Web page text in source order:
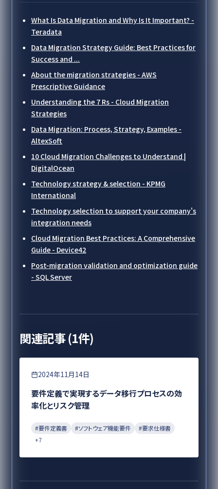
What Is Data Migration and Why Is It Important? -
Teradata
Data Migration Strategy Guide: Best Practices for
Success and ...
About the migration strategies - AWS
Prescriptive Guidance
Understanding the 7 Rs - Cloud Migration
Strategies
Data Migration: Process, Strategy, Examples -
AltexSoft
10 Cloud Migration Challenges to Understand |
DigitalOcean
Technology strategy & selection - KPMG
International
Technology selection to support your company's
integration needs
Cloud Migration Best Practices: A Comprehensive
Guide - Device42
Post-migration validation and optimization guide
- SQL Server
関連記事 (1件)
要件定義
2024年11月14日
要件定義で実現するデータ移行プロセスの効
率化とリスク管理
#要件定義書 #ソフトウェア機能要件 #要求仕様書
+7